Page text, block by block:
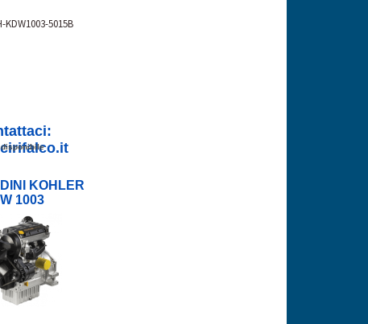
5015B
disponibile
KOHLER
1003